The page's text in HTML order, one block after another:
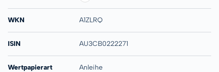
WKN A1ZLRQ
ISIN AU3CB0222271
Wertpapierart Anleihe